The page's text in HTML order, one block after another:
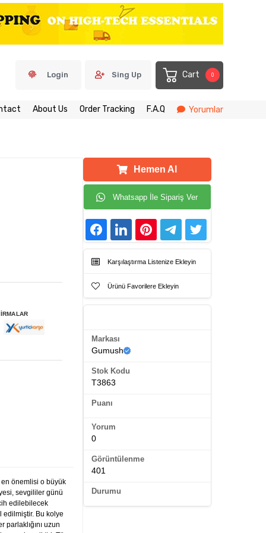
Login Sing Up Cart 0
About Us Order Tracking F.A.Q Yorumlar
en önemlisi o büyük
sevgililer günü
edilebilecek
edilmiştir. Bu kolye
parlaklığını uzun
Hemen Al
Whatsapp İle Sipariş Ver
Karşılaştırma Listenize Ekleyin
Ürünü Favorilere Ekleyin
Markası
Gumush
Stok Kodu
T3863
Puanı
Yorum
0
Görüntülenme
401
Durumu